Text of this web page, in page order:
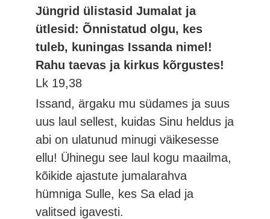
Jüngrid ülistasid Jumalat ja
ütlesid: Õnnistatud olgu, kes
tuleb, kuningas Issanda nimel!
Rahu taevas ja kirkus kõrgustes!
Lk 19,38
Issand, ärgaku mu südames ja suus
uus laul sellest, kuidas Sinu heldus ja
abi on ulatunud minugi väikesesse
ellu! Ühinegu see laul kogu maailma,
kõikide ajastute jumalarahva
hümniga Sulle, kes Sa elad ja
valitsed igavesti.